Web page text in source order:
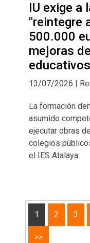
IU exige a
"reintegre
500.000
mejoras
13/07/2026 |
La formación
asumido
ejecutar obras
colegios
el IES Atalaya
1 2 3
>>